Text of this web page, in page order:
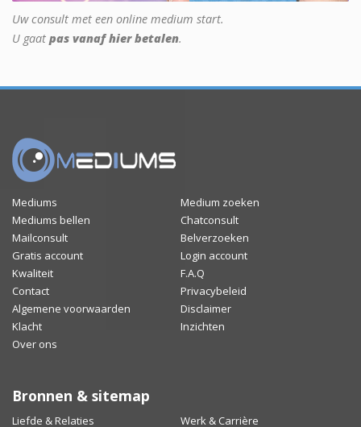
Uw consult met een online medium start.
U gaat pas vanaf hier betalen.
Mediums
Medium zoeken
Mediums bellen
Chatconsult
Mailconsult
Belverzoeken
Gratis account
Login account
Kwaliteit
F.A.Q
Contact
Privacybeleid
Algemene voorwaarden
Disclaimer
Klacht
Inzichten
Over ons
Bronnen & sitemap
Liefde & Relaties Werk & Carrière